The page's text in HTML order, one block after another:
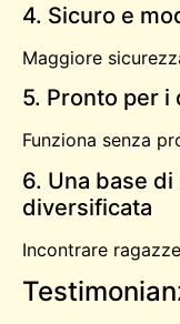
4. Sicuro e
Maggiore
5. Pronto per
Funziona senza
6. Una base
diversificata
Incontrare